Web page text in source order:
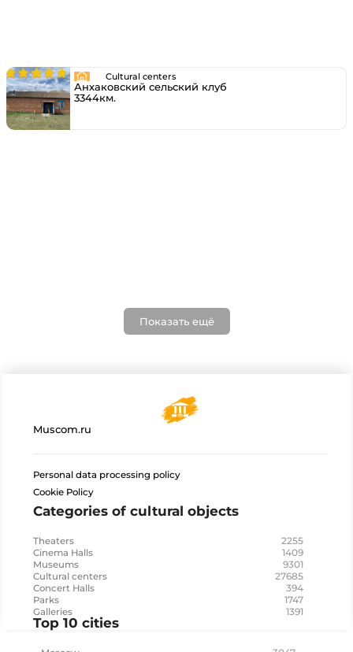
Cultural centers
Анхаковский сельский клуб
3344км.
Показать ещё
Muscom.ru
Personal data processing policy
Cookie Policy
Categories of cultural objects
Theaters 2255
Cinema Halls 1409
Museums 9301
Cultural centers 27685
Concert Halls 394
Parks 1747
Galleries 1391
Top 10 cities